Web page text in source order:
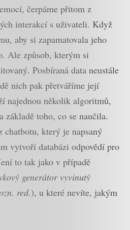
čerpáme přitom z
interakcí s uživateli. Když
aby si zapamatovala jeho
Ale způsob, kterým si
Posbíraná data neustále
nich pak přetváříme její
najednou několik algoritmů,
základě toho, co se naučila.
chatbotu, který je napsaný
vytvoří databázi odpovědí pro
to tak jako v případě
generátor vyvinutý
red.), u které nevíte, jakým